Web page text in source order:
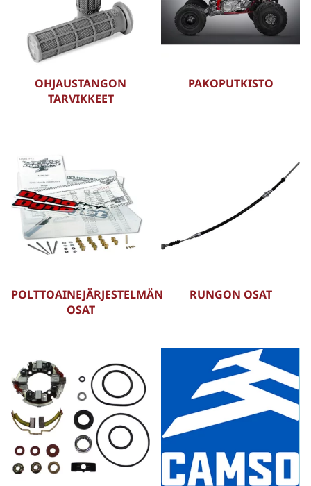
OHJAUSTANGON
TARVIKKEET
PAKOPUTKISTO
POLTTOAINEJÄRJESTELMÄN
OSAT
RUNGON OSAT